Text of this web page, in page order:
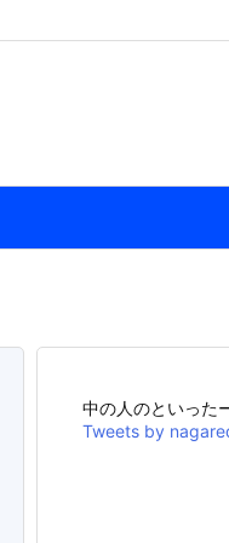
中の人のといった
Tweets by